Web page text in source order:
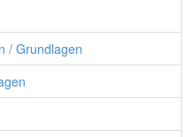
/ Grundlagen